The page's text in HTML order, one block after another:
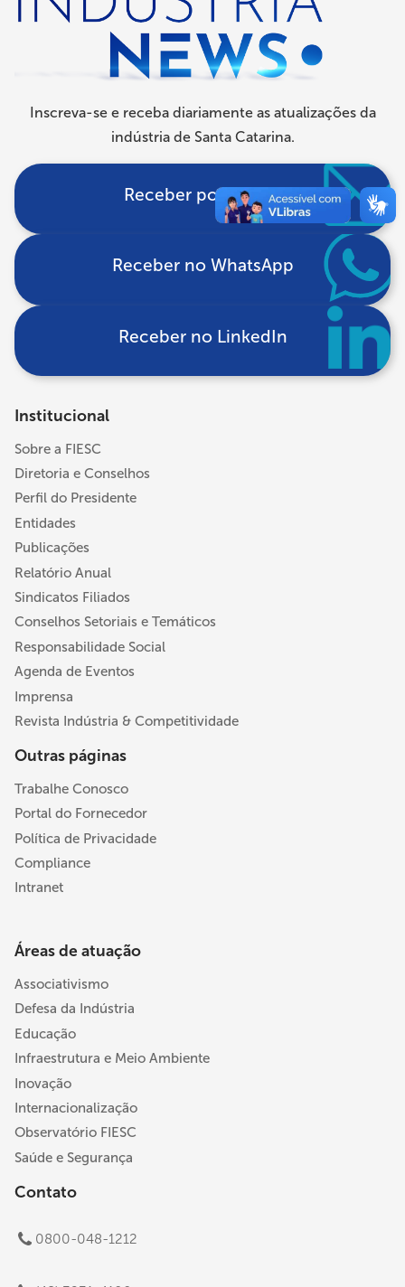
navegação
Inscreva-se e receba diariamente as atualizações da
indústria de Santa Catarina.
Receber por e-mail
Receber no WhatsApp
Receber no LinkedIn
Institucional
Sobre a FIESC
Diretoria e Conselhos
Perfil do Presidente
Entidades
Publicações
Relatório Anual
Sindicatos Filiados
Conselhos Setoriais e Temáticos
Responsabilidade Social
Agenda de Eventos
Imprensa
Revista Indústria & Competitividade
Outras páginas
Trabalhe Conosco
Portal do Fornecedor
Política de Privacidade
Compliance
Intranet
Áreas de atuação
Associativismo
Defesa da Indústria
Educação
Infraestrutura e Meio Ambiente
Inovação
Internacionalização
Observatório FIESC
Saúde e Segurança
Contato
0800-048-1212